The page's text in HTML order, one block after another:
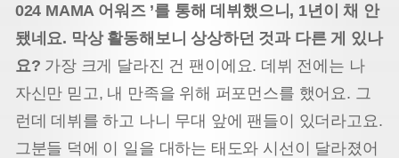
024 MAMA 어워즈 ’를 통해 데뷔했으니, 1년이 채 안
됐네요. 막상 활동해보니 상상하던 것과 다른 게 있나
요? 가장 크게 달라진 건 팬이에요. 데뷔 전에는 나
자신만 믿고, 내 만족을 위해 퍼포먼스를 했어요. 그
런데 데뷔를 하고 나니 무대 앞에 팬들이 있더라고요.
그분들 덕에 이 일을 대하는 태도와 시선이 달라졌어